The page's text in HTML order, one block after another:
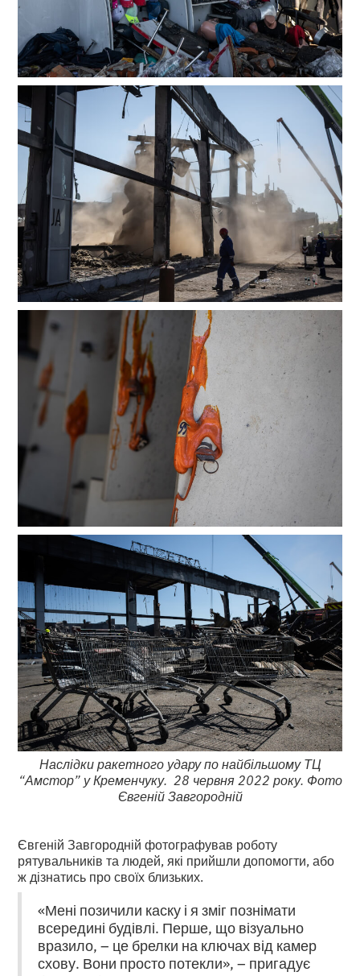
Наслідки ракетного удару по найбільшому ТЦ
“Амстор” у Кременчуку. 28 червня 2022 року. Фото
Євгеній Завгородній
Євгеній Завгородній фотографував роботу
рятувальників та людей, які прийшли допомогти, або
ж дізнатись про своїх близьких.
«Мені позичили каску і я зміг познімати
всередині будівлі. Перше, що візуально
вразило, – це брелки на ключах від камер
схову. Вони просто потекли», – пригадує